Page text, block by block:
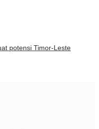
potensi Timor-Leste